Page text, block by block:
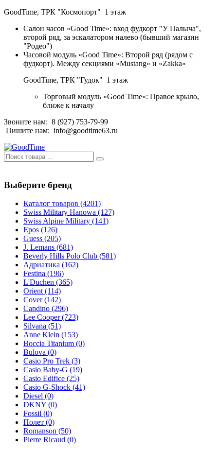
GoodTime, ТРК "Космопорт" 1 этаж
Салон часов «Good Time»: вход фудкорт "У Палыча",
второй ряд, за эскалатором налево (бывший магазин
"Родео")
Часовой модуль «Good Time»: Второй ряд (рядом с
фудкорт). Между секциями «Mustang» и «Zakka»
GoodTime, ТРК "Гудок" 1 этаж
Торговый модуль «Good Time»: Правое крыло,
ближе к началу
Звоните нам: 8 (927) 753-79-99
Пишите нам: info@goodtime63.ru
Выберите бренд
Каталог товаров (4201)
Swiss Military Hanowa (127)
Swiss Alpine Military (141)
Epos (126)
Guess (205)
J. Lemans (681)
Beverly Hills Polo Club (581)
Адриатика (162)
Festina (196)
L'Duchen (365)
Orient(114)
Cover(142)
Candino (296)
Lee Cooper(723)
Silvana (51)
Anne Klein (153)
Boccia Titanium (0)
Bulova (0)
Casio Pro Trek (3)
Casio Baby-G (19)
Casio Edifice (25)
Casio G-Shock (41)
Diesel (0)
DKNY (0)
Fossil (0)
Полет (0)
Romanson (50)
Pierre Ricaud (0)